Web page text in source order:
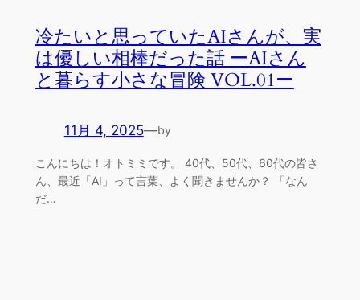
冷たいと思っていたAIさんが、実
は優しい相棒だった話 ーAIさん
と暮らす小さな冒険 VOL.01ー
11月 4, 2025—by
こんにちは！オトミミです。 40代、50代、60代の皆さ
ん、最近「AI」って言葉、よく聞きませんか？ 「なん
だ…